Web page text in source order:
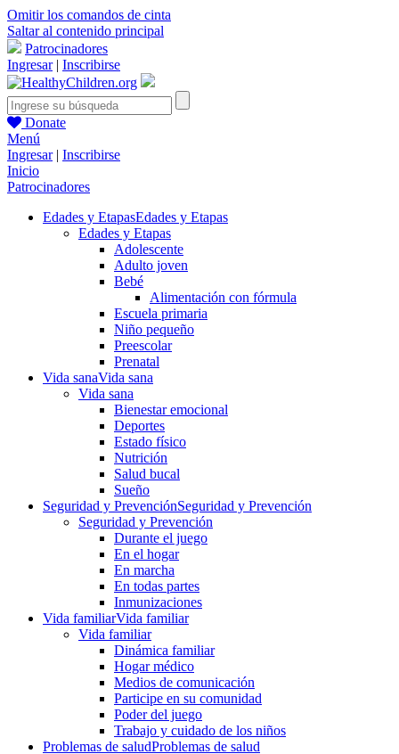
Omitir los comandos de cinta
Saltar al contenido principal
Patrocinadores
Ingresar| Inscribirse
Donate
Menú
Ingresar| Inscribirse
Inicio
Patrocinadores
Edades y EtapasEdades y Etapas
Edades y Etapas
Adolescente
Adulto joven
Bebé
Alimentación con fórmula
Escuela primaria
Niño pequeño
Preescolar
Prenatal
Vida sanaVida sana
Vida sana
Bienestar emocional
Deportes
Estado físico
Nutrición
Salud bucal
Sueño
Seguridad y PrevenciónSeguridad y Prevención
Seguridad y Prevención
Durante el juego
En el hogar
En marcha
En todas partes
Inmunizaciones
Vida familiarVida familiar
Vida familiar
Dinámica familiar
Hogar médico
Medios de comunicación
Participe en su comunidad
Poder del juego
Trabajo y cuidado de los niños
Problemas de saludProblemas de salud